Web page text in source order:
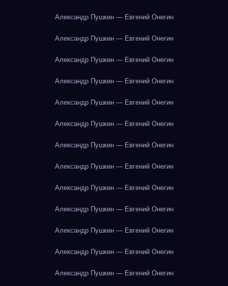
Александр Пушкин — Евгений Онегин
Александр Пушкин — Евгений Онегин
Александр Пушкин — Евгений Онегин
Александр Пушкин — Евгений Онегин
Александр Пушкин — Евгений Онегин
Александр Пушкин — Евгений Онегин
Александр Пушкин — Евгений Онегин
Александр Пушкин — Евгений Онегин
Александр Пушкин — Евгений Онегин
Александр Пушкин — Евгений Онегин
Александр Пушкин — Евгений Онегин
Александр Пушкин — Евгений Онегин
Александр Пушкин — Евгений Онегин